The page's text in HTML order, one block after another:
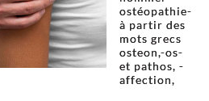
ostéopathie-
à partir des
mots grecs
osteon,-os-
et pathos, -
affection,